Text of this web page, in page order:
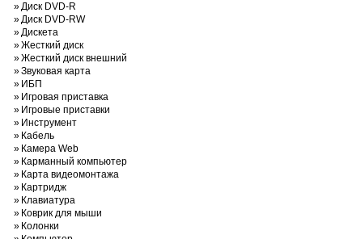
»Диск DVD-R
»Диск DVD-RW
»Дискета
»Жесткий диск
»Жесткий диск внешний
»Звуковая карта
» ИБП
» Игровая приставка
» Игровые приставки
» Инструмент
» Кабель
» Камера Web
» Карманный компьютер
» Карта видеомонтажа
» Картридж
» Клавиатура
» Коврик для мыши
» Колонки